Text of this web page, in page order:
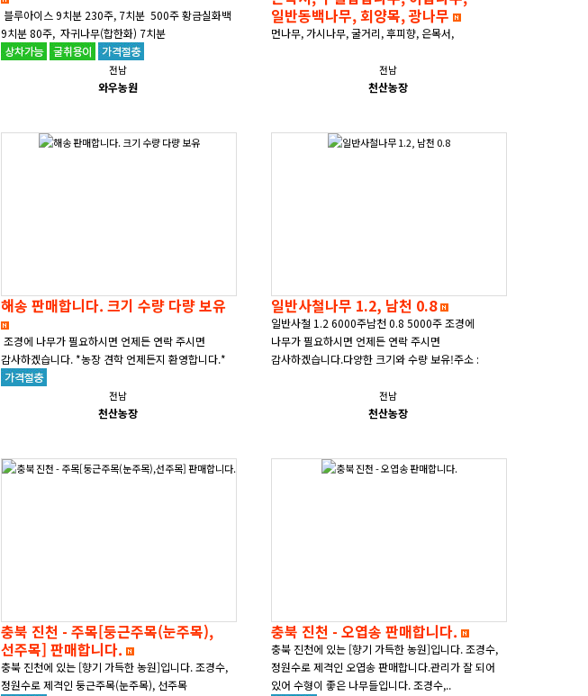
블루아이스 9치분 230주, 7치분 500주 황금실화백
9치분 80주, 자귀나무(합한화) 7치분
50주 &nbs..
전남
와우농원
일반동백나무, 회양목, 광나무
먼나무, 가시나무, 굴거리, 후피향, 은목서,
애기동백, 회양목, 광나무 팝니다. 신안 자..
전남
천산농장
해송 판매합니다. 크기 수량 다량 보유
조경에 나무가 필요하시면 언제든 연락 주시면
감사하겠습니다. *농장 견학 언제든지 환영합니다.*
전남
천산농장
일반사철나무 1.2, 남천 0.8
일반사철 1.2 6000주남천 0.8 5000주 조경에
나무가 필요하시면 언제든 연락 주시면
감사하겠습니다.다양한 크기와 수량 보유!주소 :
전남
천산농장
충북 진천 - 주목[둥근주목(눈주목),
선주목] 판매합니다.
충북 진천에 있는 [향기 가득한 농원]입니다. 조경수,
정원수로 제격인 둥근주목(눈주목), 선주목
충북 진천 - 오엽송 판매합니다.
충북 진천에 있는 [향기 가득한 농원]입니다. 조경수,
정원수로 제격인 오엽송 판매합니다.관리가 잘 되어
있어 수형이 좋은 나무들입니다. 조경수,..